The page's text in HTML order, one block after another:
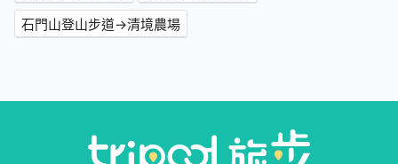
石門山登山步道→清境農場